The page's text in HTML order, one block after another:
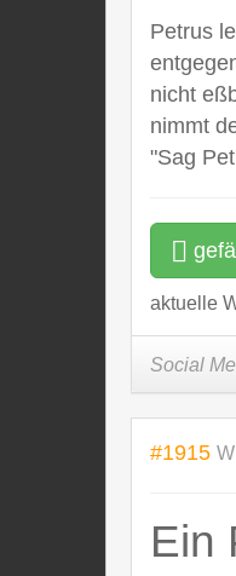
Petrus
nicht
nimmt
"Sag
aktuelle
Social
#1915
Ein